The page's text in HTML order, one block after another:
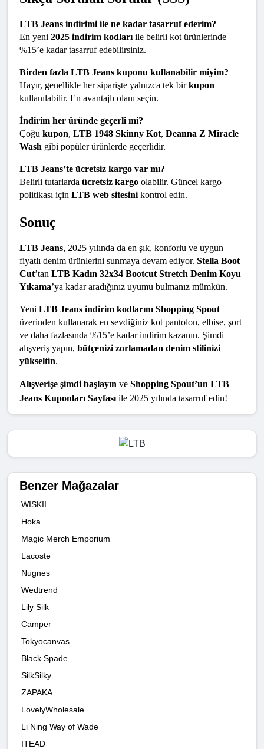
LTB Jeans indirimi ile ne kadar tasarruf ederim?
En yeni 2025 indirim kodları ile belirli kot ürünlerinde
%15’e kadar tasarruf edebilirsiniz.
Birden fazla LTB Jeans kuponu kullanabilir miyim?
Hayır, genellikle her siparişte yalnızca tek bir kupon
kullanılabilir. En avantajlı olanı seçin.
İndirim her üründe geçerli mi?
Çoğu kupon, LTB 1948 Skinny Kot, Deanna Z Miracle
Wash gibi popüler ürünlerde geçerlidir.
LTB Jeans’te ücretsiz kargo var mı?
Belirli tutarlarda ücretsiz kargo olabilir. Güncel kargo
politikası için LTB web sitesini kontrol edin.
Sonuç
LTB Jeans, 2025 yılında da en şık, konforlu ve uygun
fiyatlı denim ürünlerini sunmaya devam ediyor. Stella Boot
Cut’tan LTB Kadın 32x34 Bootcut Stretch Denim Koyu
Yıkama’ya kadar aradığınız uyumu bulmanız mümkün.
Yeni LTB Jeans indirim kodlarını Shopping Spout
üzerinden kullanarak en sevdiğiniz kot pantolon, elbise, şort
ve daha fazlasında %15’e kadar indirim kazanın. Şimdi
alışveriş yapın, bütçenizi zorlamadan denim stilinizi
yükseltin.
Alışverişe şimdi başlayın ve Shopping Spout’un LTB
Jeans Kuponları Sayfası ile 2025 yılında tasarruf edin!
Benzer Mağazalar
WISKII
Hoka
Magic Merch Emporium
Lacoste
Nugnes
Wedtrend
Lily Silk
Camper
Tokyocanvas
Black Spade
SilkSilky
ZAPAKA
LovelyWholesale
Li Ning Way of Wade
ITEAD